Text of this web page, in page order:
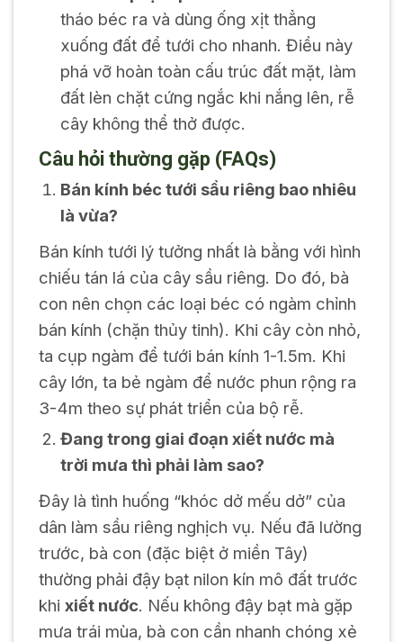
tháo béc ra và dùng ống xịt thẳng
xuống đất để tưới cho nhanh. Điều này
phá vỡ hoàn toàn cấu trúc đất mặt, làm
đất lèn chặt cứng ngắc khi nắng lên, rễ
cây không thể thở được.
Câu hỏi thường gặp (FAQs)
Bán kính béc tưới sầu riêng bao nhiêu
là vừa?
Bán kính tưới lý tưởng nhất là bằng với hình
chiếu tán lá của cây sầu riêng. Do đó, bà
con nên chọn các loại béc có ngàm chỉnh
bán kính (chặn thủy tinh). Khi cây còn nhỏ,
ta cụp ngàm để tưới bán kính 1-1.5m. Khi
cây lớn, ta bẻ ngàm để nước phun rộng ra
3-4m theo sự phát triển của bộ rễ.
Đang trong giai đoạn xiết nước mà
trời mưa thì phải làm sao?
Đây là tình huống “khóc dở mếu dở” của
dân làm sầu riêng nghịch vụ. Nếu đã lường
trước, bà con (đặc biệt ở miền Tây)
thường phải đậy bạt nilon kín mô đất trước
khi xiết nước. Nếu không đậy bạt mà gặp
mưa trái mùa, bà con cần nhanh chóng xẻ